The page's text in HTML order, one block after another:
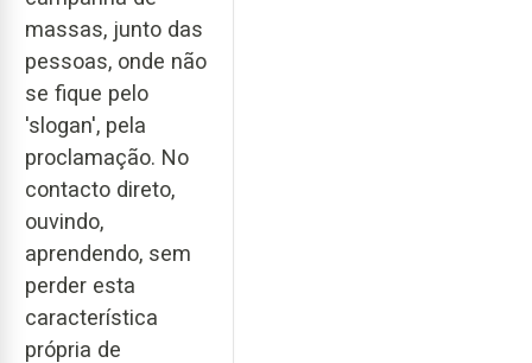
massas, junto das
pessoas, onde não
se fique pelo
'slogan', pela
proclamação. No
contacto direto,
ouvindo,
aprendendo, sem
perder esta
característica
própria de